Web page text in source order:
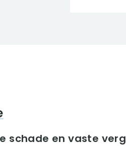
schade en vaste